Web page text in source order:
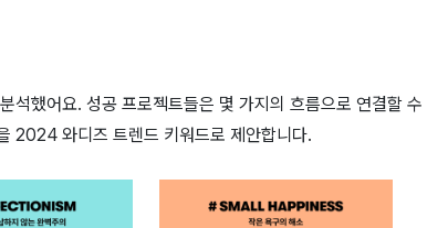
석했어요. 성공 프로젝트들은 몇 가지의 흐름으로 연결할 수
2024 와디즈 트렌드 키워드로 제안합니다.